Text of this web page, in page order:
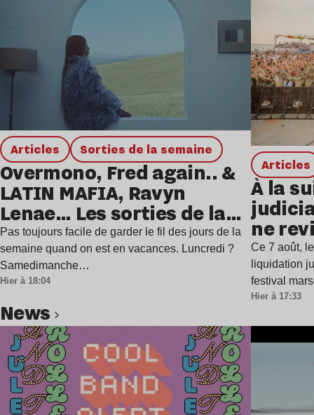
Articles Sorties de la semaine
Overmono, Fred again.. &
LATIN MAFIA, Ravyn
Lenae… Les sorties de la
semaine
Pas toujours facile de garder le fil des jours de la
semaine quand on est en vacances. Luncredi ?
Samedimanche…
Hier à 18:04
Articles
À la
ne
Ce 7 août,
liquidation
festival
Hier à 17:33
news
Lire l’article